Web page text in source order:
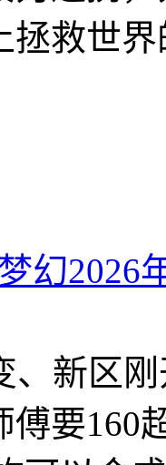
拯救世
幻2026
、新区
傅要160